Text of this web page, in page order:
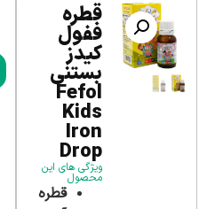
قطره
ففول
کیدز
بستنی
Fefol
Kids
Iron
Drop
ویژگی های این
محصول
قطره